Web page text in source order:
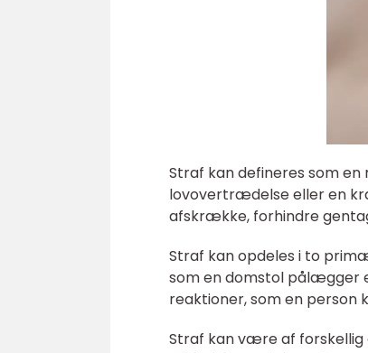
Straf kan defineres som en
lovovertrædelse eller en
afskrække, forhindre
Straf kan opdeles i to
som en domstol pålægger
reaktioner, som en person
Straf kan være af forskellig